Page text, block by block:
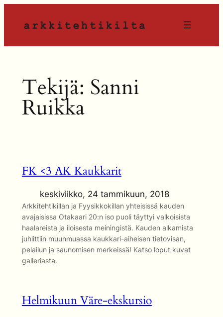
sisältöön
Tekijä: Sanni
Ruikka
FK <3 AK Kaukkarit
keskiviikko, 24 tammikuun, 2018
Arkkitehtikillan ja Fyysikkokillan yhteisissä kauden
avajaisissa Otakaari 20:n iso puoli täyttyi valkoisista
haalareista ja iloisesta meiningistä. Kauden alkamista
juhlittiin muunmuassa kaukkari-aiheisen tietovisan,
pelailun ja saunomisen merkeissä! Katso loput kuvat
galleriasta.
Helmikuun Väre-ekskursio